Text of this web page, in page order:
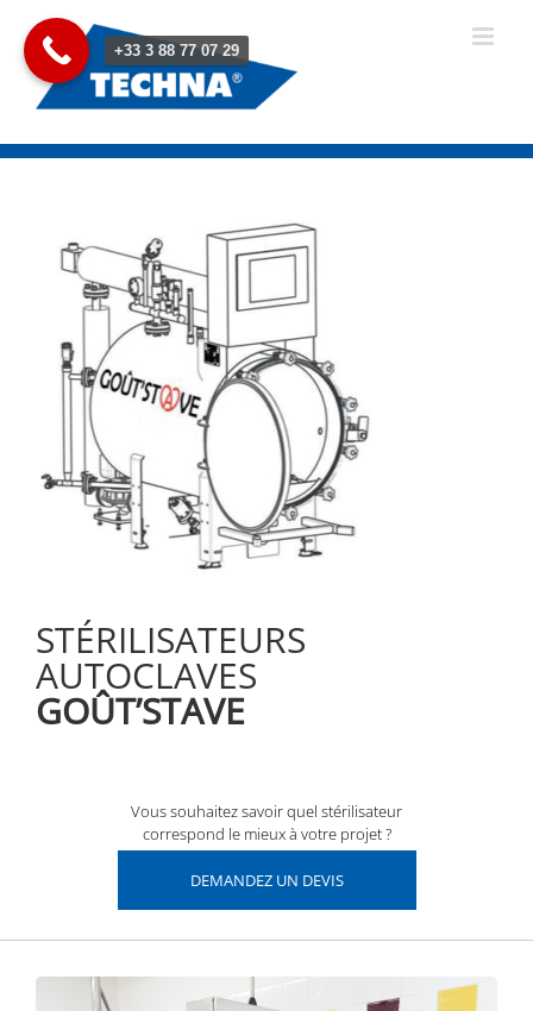
contenu
STÉRILISATEURS
AUTOCLAVES
GOÛT’STAVE
Vous souhaitez savoir quel stérilisateur
correspond le mieux à votre projet ?
DEMANDEZ UN DEVIS
+33 3 88 77 07 29